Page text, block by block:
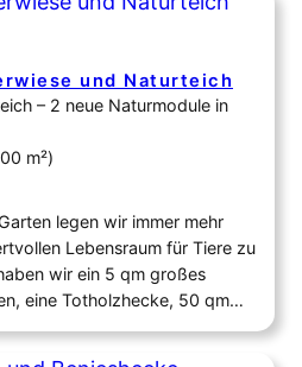
gesetzt
und Naturteich
– 2 neue Naturmodule in
m²)
legen wir immer mehr
Lebensraum für Tiere zu
wir ein 5 qm großes
eine Totholzhecke, 50 qm
als Nektarquelle, einen
wilde Ecken und Hecken